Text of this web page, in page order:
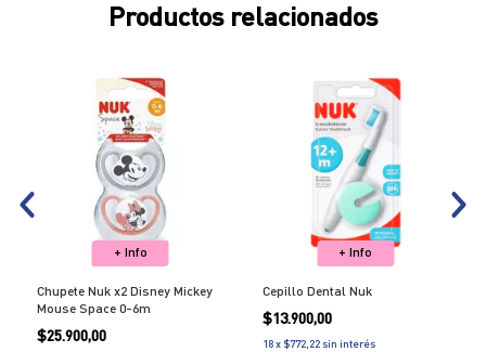
Productos relacionados
+ Info
Chupete Nuk x2 Disney Mickey
Mouse Space 0-6m
$25.900,00
+ Info
Cepillo Dental Nuk
$13.900,00
18 x $772,22 sin interés